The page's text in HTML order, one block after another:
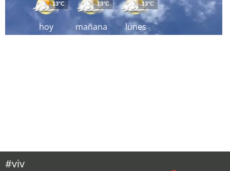
hoy
13°C
mañana
13°C
lunes
13°C
#viv